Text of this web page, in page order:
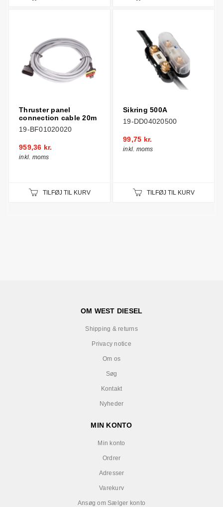
Thruster panel
connection cable 20m
19-BF01020020
959,36 kr.
inkl. moms
TILFØJ TIL KURV
Sikring 500A
19-DD04020500
99,75 kr.
inkl. moms
TILFØJ TIL KURV
OM WEST DIESEL
Shipping & returns
Privacy notice
Om os
Søg
Kontakt
Nyheder
MIN KONTO
Min konto
Ordrer
Adresser
Varekurv
Ansøg om Sælger konto